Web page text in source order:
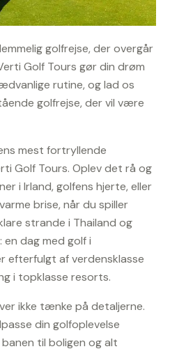
golfrejse, der overgår
Golf Tours gør din drøm
rutine, og lad os
golfrejse, der vil være
mest fortryllende
Golf Tours. Oplev det rå og
i Irland, golfens hjerte, eller
brise, når du spiller
strande i Thailand og
dag med golf i
efterfulgt af verdensklasse
i topklasse resorts.
ikke tænke på detaljerne.
din golfoplevelse
til boligen og alt